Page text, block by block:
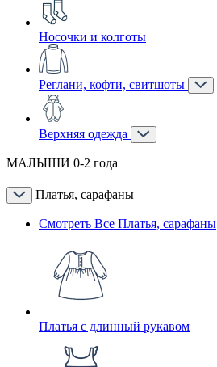
Носочки и колготы
Реглани, кофти, свитшоты
Верхняя одежда
МАЛЫШИ 0-2 года
Платья, сарафаны
Смотреть Все Платья, сарафаны
Платья с длинный рукавом